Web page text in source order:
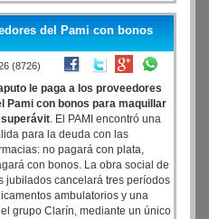
a Avellaneda
del Pami con bonos
(8726)
le paga a los proveedores
Pami con bonos para maquillar
. El PAMI encontró una
para la deuda con las
no pagará con plata,
con bonos. La obra social de
jubilados cancelará tres períodos
ambulatorios y una
grupo Clarín, mediante un único